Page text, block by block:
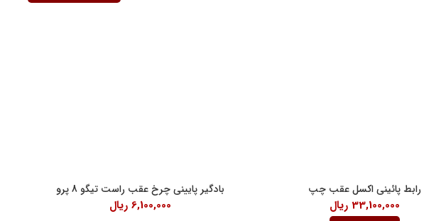
رابط پائینی اکسل عقب چپ
33,100,000 ریال
بادگیر پایینی چرخ عقب راست تیگو 8 پرو
6,100,000 ریال